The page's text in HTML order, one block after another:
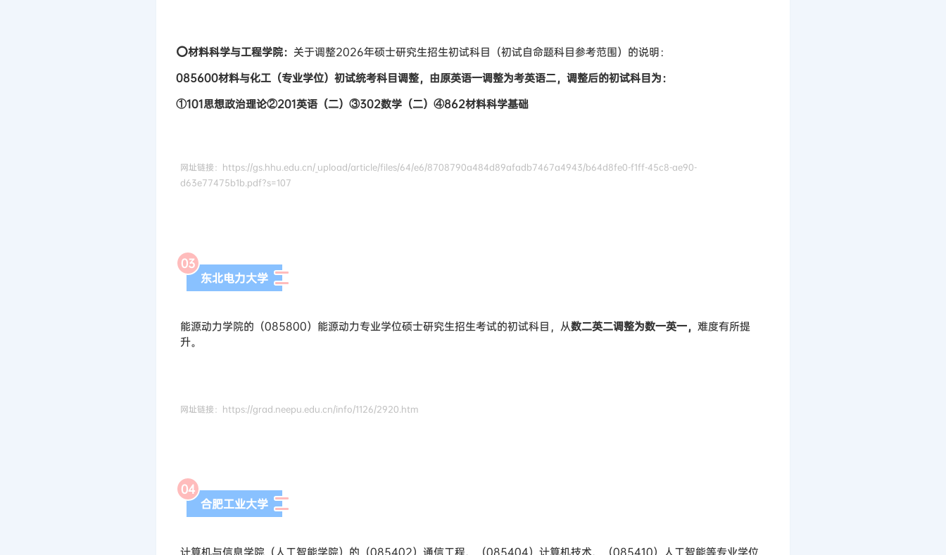
⭕材料科学与工程学院： 关于调整2026年硕士研究生招生初试科目（初试自命题科目参考范围）的说明：
085600材料与化工（专业学位）初试统考科目调整，由原英语一调整为考英语二，调整后的初试科目为：
①101思想政治理论②201英语（二）③302数学（二）④862材料科学基础
网址链接：https://gs.hhu.edu.cn/_upload/article/files/64/e6/8708790a484d89afadb7467a4943/b64d8fe0-f1ff-45c8-ae90-
d63e77475b1b.pdf?s=107
03
东北电力大学
能源动力学院的（085800）能源动力专业学位硕士研究生招生考试的初试科目，从数二英二调整为数一英一， 难度有所提
升。
网址链接：https://grad.neepu.edu.cn/info/1126/2920.htm
04
合肥工业大学
计算机与信息学院（人工智能学院）的（085402）通信工程、（085404）计算机技术、（085410）人工智能等专业学位